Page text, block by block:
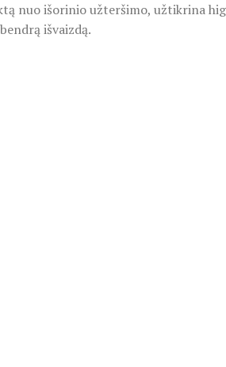
nuo išorinio užteršimo, užtikrina
išvaizdą.